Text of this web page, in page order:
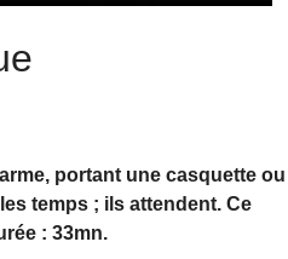
portant une casquette ou
temps ; ils attendent. Ce
: 33mn.